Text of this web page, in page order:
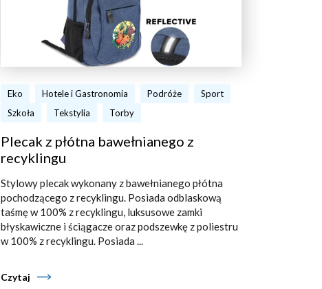
Eko Hotele i Gastronomia Podróże
Sport
Szkoła
Tekstylia Torby
Plecak z płótna bawełnianego z
recyklingu
Stylowy plecak wykonany z bawełnianego płótna
pochodzącego z recyklingu. Posiada odblaskową
taśmę w 100% z recyklingu, luksusowe zamki
błyskawiczne i ściągacze oraz podszewkę z poliestru
w 100% z recyklingu. Posiada ...
Czytaj